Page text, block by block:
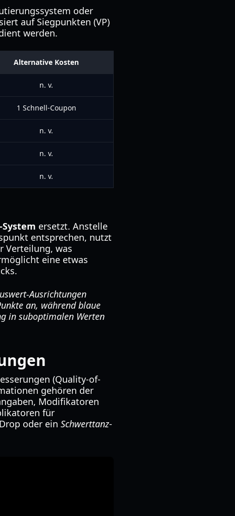
oder
auf Siegpunkten (VP)
werden.
Alternative Kosten
n. v.
1 Schnell-Coupon
n. v.
n. v.
n. v.
ersetzt. Anstelle
entsprechen, nutzt
Verteilung, was
eine etwas
Ausrichtungen
an, während blaue
in suboptimalen Werten
(Quality-of-
gehören der
Modifikatoren
für
oder ein Schwerttanz-